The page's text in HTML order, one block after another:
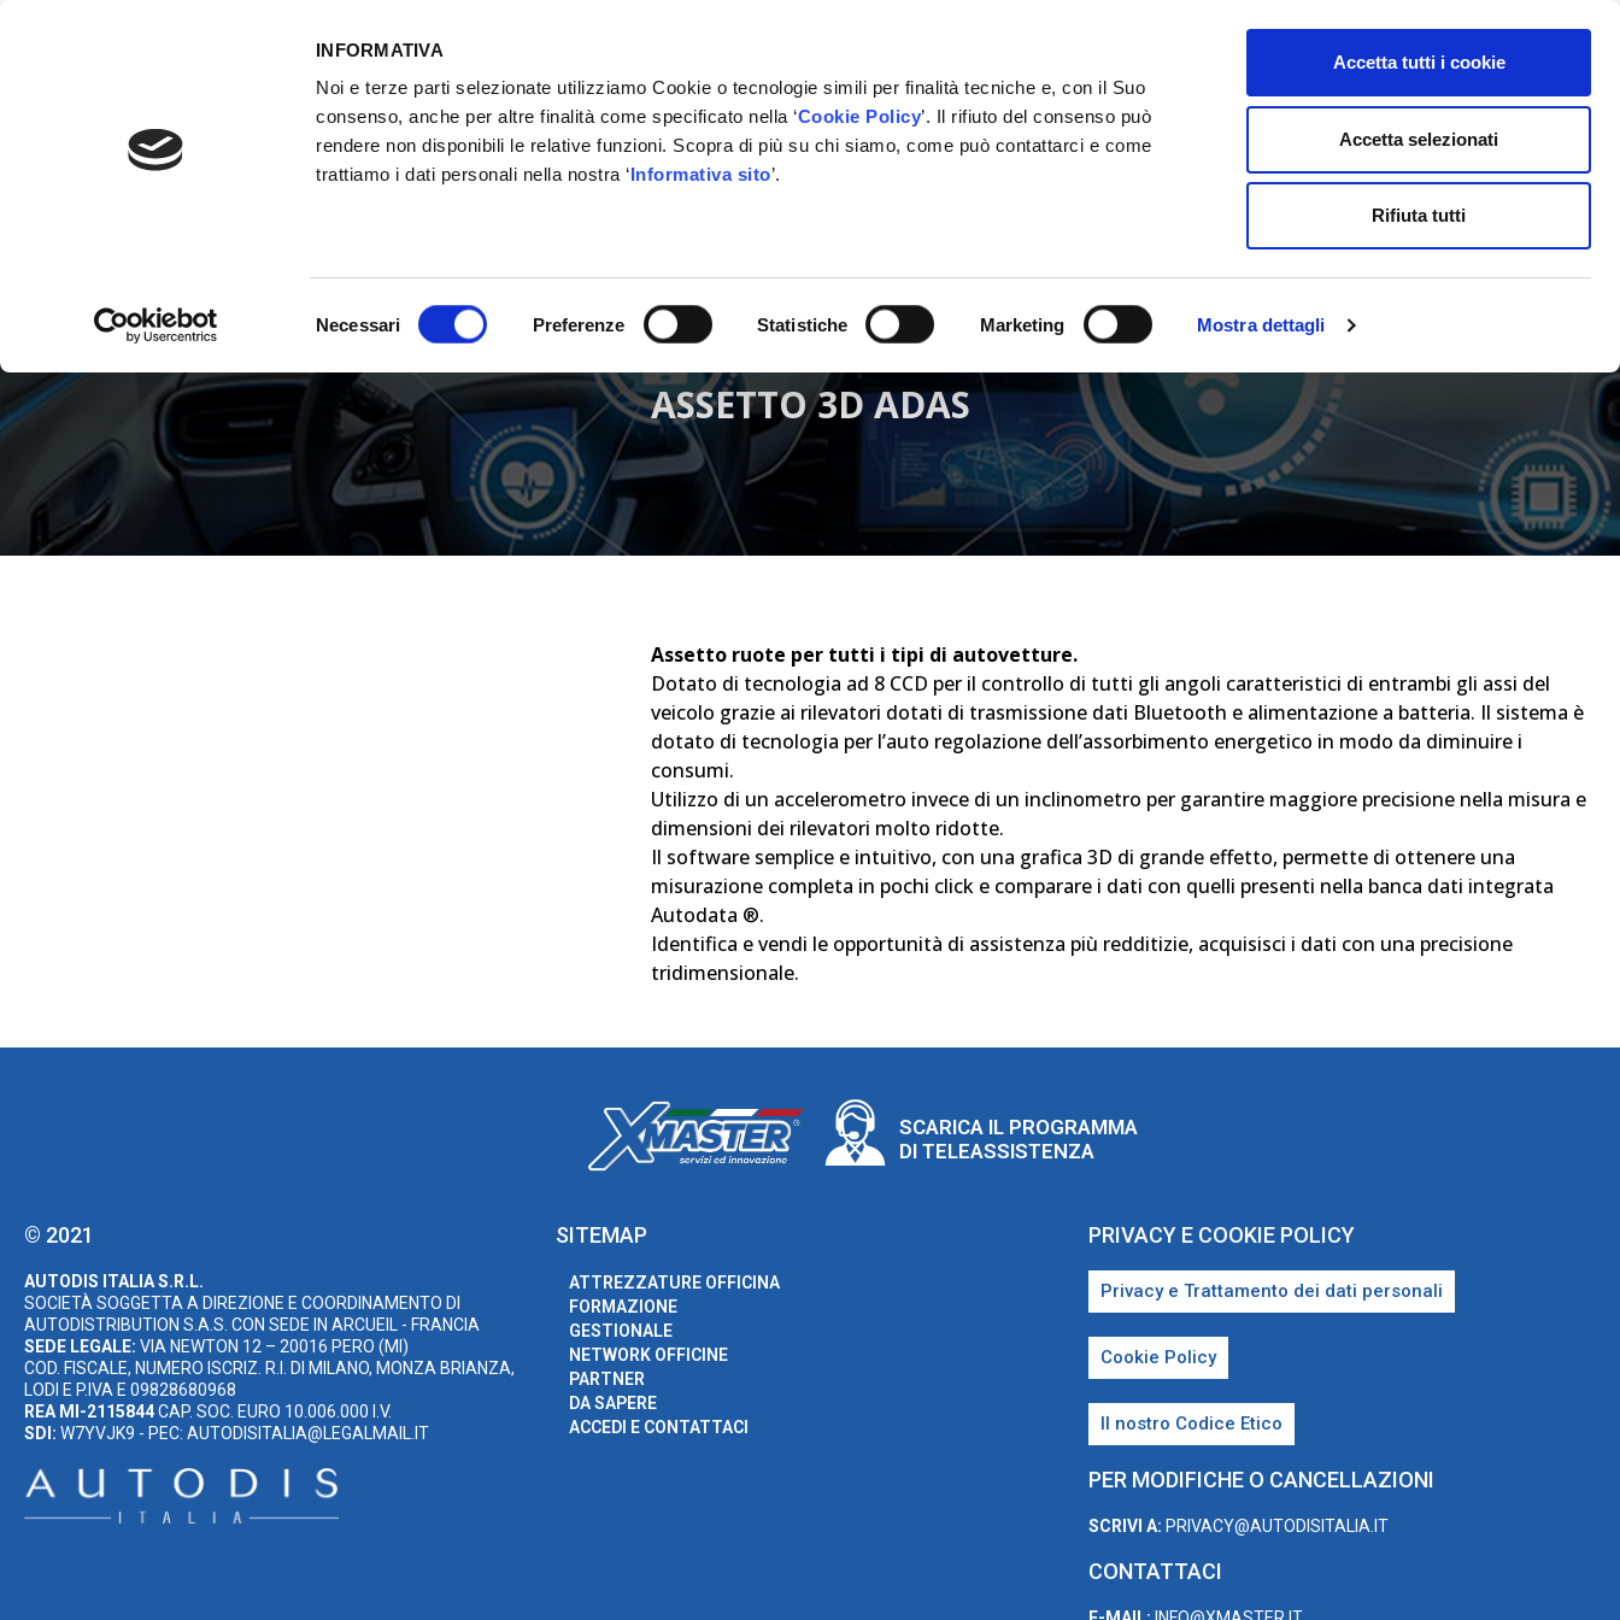
INFORMATIVA
Noi e terze parti selezionate utilizziamo Cookie o tecnologie simili per finalità tecniche e, con il Suo
consenso, anche per altre finalità come specificato nella ‘Cookie Policy’. Il rifiuto del consenso può
rendere non disponibili le relative funzioni. Scopra di più su chi siamo, come può contattarci e come
trattiamo i dati personali nella nostra ‘Informativa sito’.
del
Necessari Preferenze Statistiche Marketing Mostra dettagli
Accetta tutti i cookie
Accetta selezionati
Rifiuta tutti
ACCESSO GESTIONALE
ACCEDI E CONTATTACI
ASSETTO 3D ADAS
Assetto ruote per tutti i tipi di autovetture.
Dotato di tecnologia ad 8 CCD per il controllo di tutti gli angoli caratteristici di entrambi gli assi del
veicolo grazie ai rilevatori dotati di trasmissione dati Bluetooth e alimentazione a batteria. Il sistema è
dotato di tecnologia per l’auto regolazione dell’assorbimento energetico in modo da diminuire i
consumi.
Utilizzo di un accelerometro invece di un inclinometro per garantire maggiore precisione nella misura e
dimensioni dei rilevatori molto ridotte.
Il software semplice e intuitivo, con una grafica 3D di grande effetto, permette di ottenere una
misurazione completa in pochi click e comparare i dati con quelli presenti nella banca dati integrata
Autodata ®.
Identifica e vendi le opportunità di assistenza più redditizie, acquisisci i dati con una precisione
tridimensionale.
SCARICA IL PROGRAMMA
DI TELEASSISTENZA
© 2021
AUTODIS ITALIA S.R.L.
SOCIETÀ SOGGETTA A DIREZIONE E COORDINAMENTO DI
AUTODISTRIBUTION S.A.S. CON SEDE IN ARCUEIL - FRANCIA
SEDE LEGALE: VIA NEWTON 12 – 20016 PERO (MI)
COD. FISCALE, NUMERO ISCRIZ. R.I. DI MILANO, MONZA BRIANZA,
LODI E P.IVA E 09828680968
REA MI-2115844CAP. SOC. EURO 10.006.000 I.V.
SDI: W7YVJK9 - PEC: AUTODISITALIA@LEGALMAIL.IT
SITEMAP
ATTREZZATURE OFFICINA
FORMAZIONE
GESTIONALE
NETWORK OFFICINE
PARTNER
DA SAPERE
ACCEDI E CONTATTACI
PRIVACY E COOKIE POLICY
Privacy e Trattamento dei dati personali
Cookie Policy
Il nostro Codice Etico
PER MODIFICHE O CANCELLAZIONI
SCRIVI A: PRIVACY@AUTODISITALIA.IT
CONTATTACI